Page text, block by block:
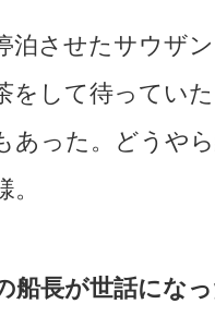
泊させたサウザ
をして待ってい
あった。どうや
船長が世話にな